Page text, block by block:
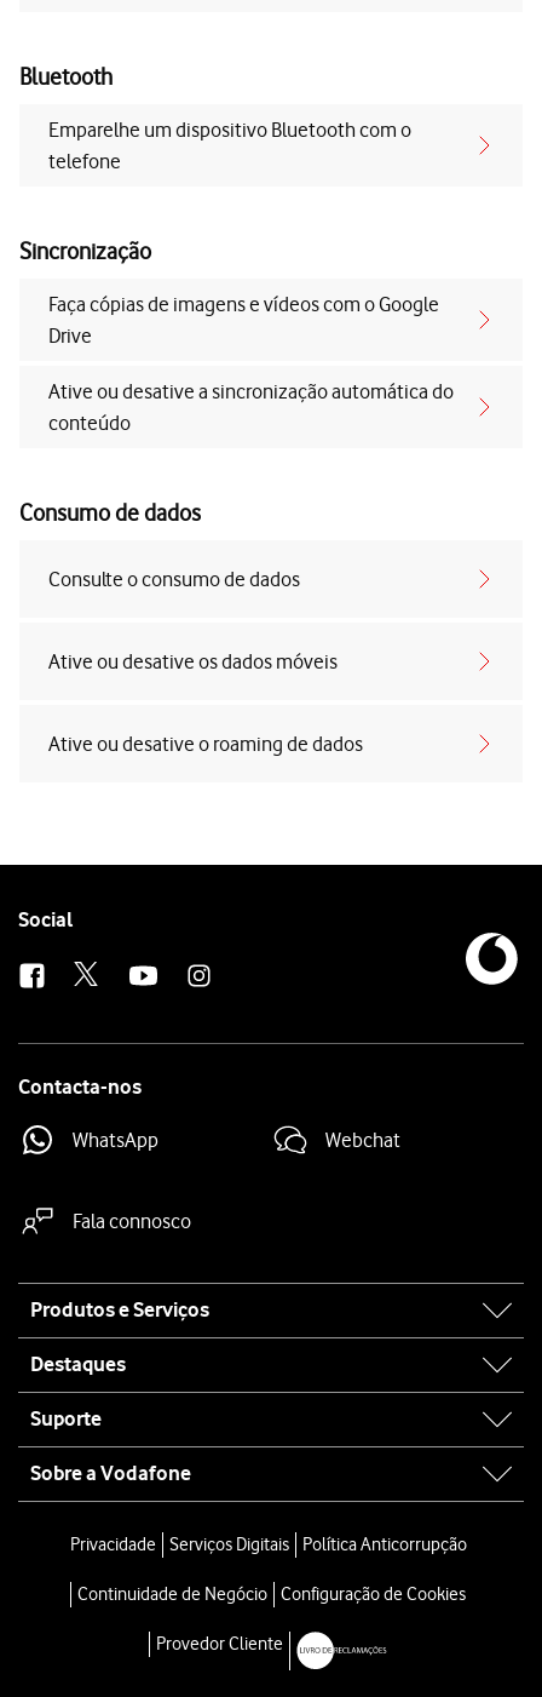
Bluetooth
Emparelhe um dispositivo Bluetooth com o
telefone
Sincronização
Faça cópias de imagens e vídeos com o Google
Drive
Ative ou desative a sincronização automática do
conteúdo
Consumo de dados
Consulte o consumo de dados
Ative ou desative os dados móveis
Ative ou desative o roaming de dados
Follow
Social
Contacta-nos
WhatsApp Webchat
Fala connosco
map
Produtos e Serviços
Destaques
Suporte
Sobre a Vodafone
Privacidade Serviços Digitais Política Anticorrupção
Continuidade de Negócio Configuração de Cookies
Provedor Cliente